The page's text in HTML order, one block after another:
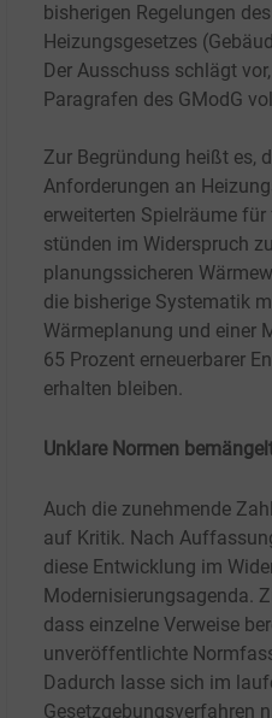
bisherigen Regelungen
Heizungsgesetzes
Der Ausschuss schlägt
Paragrafen des GModG
Zur Begründung heißt es,
Anforderungen an
erweiterten Spielräume
stünden im Widerspruch
planungssicheren
die bisherige Systematik
Wärmeplanung und einer
65 Prozent erneuerbarer
erhalten bleiben.
Unklare Normen
Auch die zunehmende
auf Kritik. Nach
diese Entwicklung im
Modernisierungsagenda.
dass einzelne Verweise
unveröffentlichte
Dadurch lasse sich im
Gesetzgebungsverfahren